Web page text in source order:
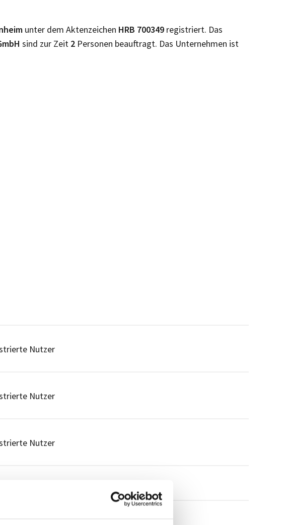
unter dem Aktenzeichen HRB 700349 registriert. Das
sind zur Zeit 2 Personen beauftragt. Das Unternehmen ist
Nutzer
Nutzer
Nutzer